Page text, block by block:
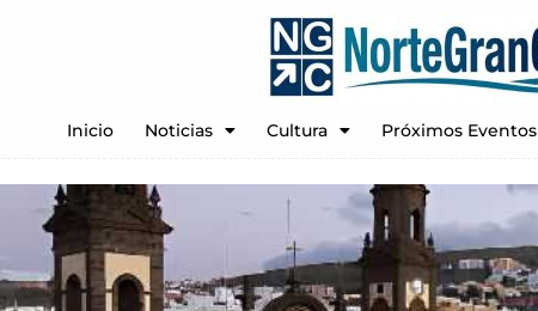
Inicio Noticias Cultura Próximos Eventos